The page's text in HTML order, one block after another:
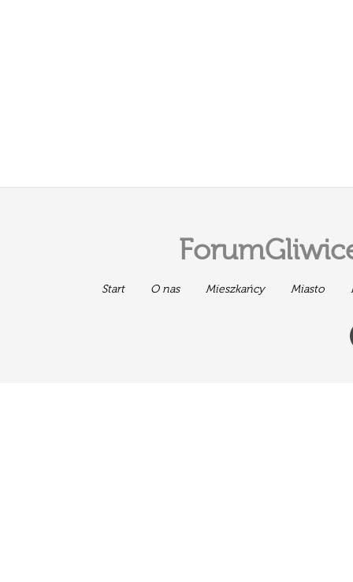
Start O nas Mieszkańcy Miasto